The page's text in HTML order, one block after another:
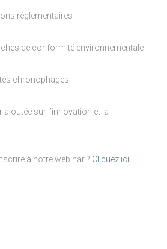
réglementaires
de conformité environnementale
chronophages
sur l’innovation et la
à notre webinar ? Cliquez ici